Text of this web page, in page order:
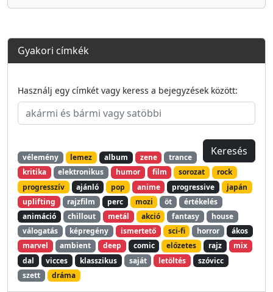
Gyakori címkék
Használj egy címkét vagy keress a bejegyzések között:
vélemény lemez album zene
trance
kritika
elektronikus humor film sorozat
rock
progresszív
ajánló pop anime progressive
japán
uplifting
rajzfilm perc mozi öt
értékelés
animáció
chillout metál akció fantasy
house
válogatás
képregény ismertető sci-fi horror
ákos
marvel
ambient deep comic előzetes rajz
mix
dal
vicces klasszikus saját letöltés
szóvicc
szett
dráma